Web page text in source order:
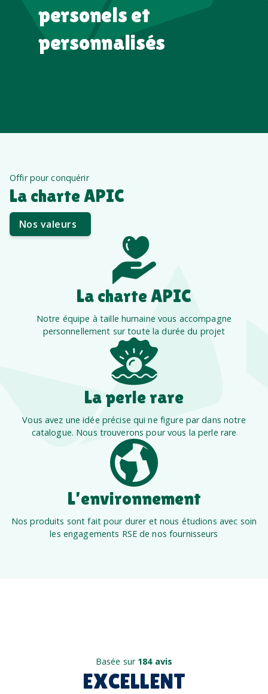
personels et
personnalisés
Offir pour conquérir
La charte APIC
Nos valeurs
La charte APIC
Notre équipe à taille humaine vous accompagne
personnellement sur toute la durée du projet
La perle rare
Vous avez une idée précise qui ne figure par dans notre
catalogue. Nous trouverons pour vous la perle rare
L’environnement
Nos produits sont fait pour durer et nous étudions avec soin
les engagements RSE de nos fournisseurs
Basée sur 184 avis
EXCELLENT